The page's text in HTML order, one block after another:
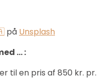
på Unsplash
… :
til en pris af 850 kr. pr.